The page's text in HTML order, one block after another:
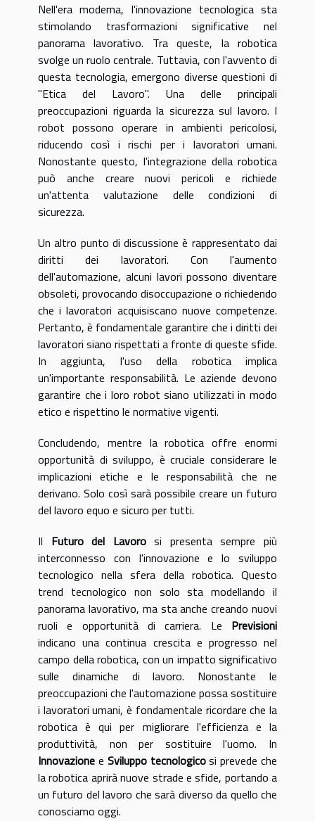
Nell'era moderna, l'innovazione tecnologica sta
stimolando trasformazioni significative nel
panorama lavorativo. Tra queste, la robotica
svolge un ruolo centrale. Tuttavia, con l'avvento di
questa tecnologia, emergono diverse questioni di
"Etica del Lavoro". Una delle principali
preoccupazioni riguarda la sicurezza sul lavoro. I
robot possono operare in ambienti pericolosi,
riducendo così i rischi per i lavoratori umani.
Nonostante questo, l'integrazione della robotica
può anche creare nuovi pericoli e richiede
un'attenta valutazione delle condizioni di
sicurezza.
Un altro punto di discussione è rappresentato dai
diritti dei lavoratori. Con l'aumento
dell'automazione, alcuni lavori possono diventare
obsoleti, provocando disoccupazione o richiedendo
che i lavoratori acquisiscano nuove competenze.
Pertanto, è fondamentale garantire che i diritti dei
lavoratori siano rispettati a fronte di queste sfide.
In aggiunta, l'uso della robotica implica
un'importante responsabilità. Le aziende devono
garantire che i loro robot siano utilizzati in modo
etico e rispettino le normative vigenti.
Concludendo, mentre la robotica offre enormi
opportunità di sviluppo, è cruciale considerare le
implicazioni etiche e le responsabilità che ne
derivano. Solo così sarà possibile creare un futuro
del lavoro equo e sicuro per tutti.
Il Futuro del Lavorosi presenta sempre più
interconnesso con l'innovazione e lo sviluppo
tecnologico nella sfera della robotica. Questo
trend tecnologico non solo sta modellando il
panorama lavorativo, ma sta anche creando nuovi
ruoli e opportunità di carriera. Le Previsioni
indicano una continua crescita e progresso nel
campo della robotica, con un impatto significativo
sulle dinamiche di lavoro. Nonostante le
preoccupazioni che l'automazione possa sostituire
i lavoratori umani, è fondamentale ricordare che la
robotica è qui per migliorare l'efficienza e la
produttività, non per sostituire l'uomo. In
Innovazione e Sviluppo tecnologicosi prevede che
la robotica aprirà nuove strade e sfide, portando a
un futuro del lavoro che sarà diverso da quello che
conosciamo oggi.